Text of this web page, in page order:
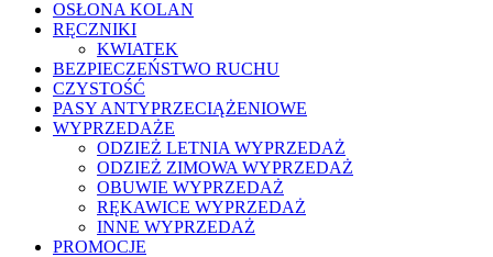
OSŁONA KOLAN
RĘCZNIKI
KWIATEK
BEZPIECZEŃSTWO RUCHU
CZYSTOŚĆ
PASY ANTYPRZECIĄŻENIOWE
WYPRZEDAŻE
ODZIEŻ LETNIA WYPRZEDAŻ
ODZIEŻ ZIMOWA WYPRZEDAŻ
OBUWIE WYPRZEDAŻ
RĘKAWICE WYPRZEDAŻ
INNE WYPRZEDAŻ
PROMOCJE